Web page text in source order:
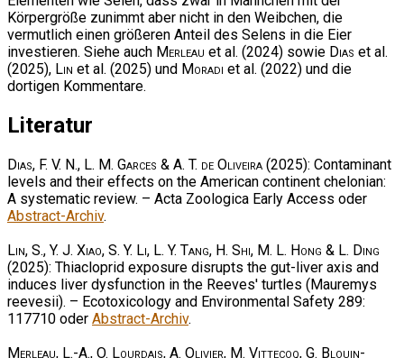
Körpergröße zunimmt aber nicht in den Weibchen, die
vermutlich einen größeren Anteil des Selens in die Eier
investieren. Siehe auch Merleau et al. (2024) sowie Dias et al.
(2025), Lin et al. (2025) und Moradi et al. (2022) und die
dortigen Kommentare.
Literatur
Dias, F. V. N., L. M. Garces & A. T. de Oliveira (2025): Contaminant
levels and their effects on the American continent chelonian:
A systematic review. – Acta Zoologica Early Access oder
Abstract-Archiv.
Lin, S., Y. J. Xiao, S. Y. Li, L. Y. Tang, H. Shi, M. L. Hong & L. Ding
(2025): Thiacloprid exposure disrupts the gut-liver axis and
induces liver dysfunction in the Reeves' turtles (Mauremys
reevesii). – Ecotoxicology and Environmental Safety 289:
117710 oder Abstract-Archiv.
Merleau, L.-A., O. Lourdais, A. Olivier, M. Vittecoq, G. Blouin-